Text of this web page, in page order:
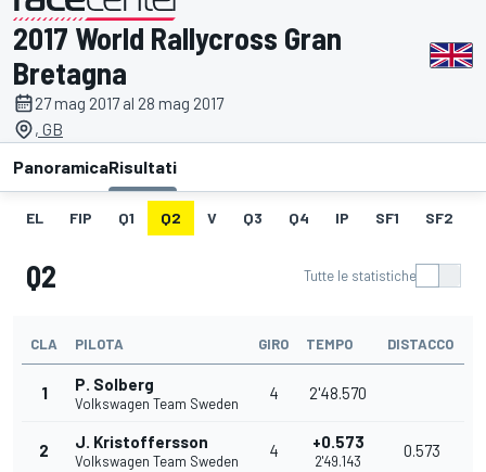
presentato da
2017 World Rallycross Gran
Bretagna
27 mag 2017 al 28 mag 2017
, GB
PanoramicaRisultati
EL FIP Q1 Q2 V Q3 Q4 IP SF1 SF2
Q2 Tutte le statistiche
CLA PILOTA GIRO TEMPO DISTACCO
1 P. Solberg
Volkswagen Team Sweden
4 2'48.570
2 J. Kristoffersson
Volkswagen Team Sweden
4 +0.573
2'49.143
0.573